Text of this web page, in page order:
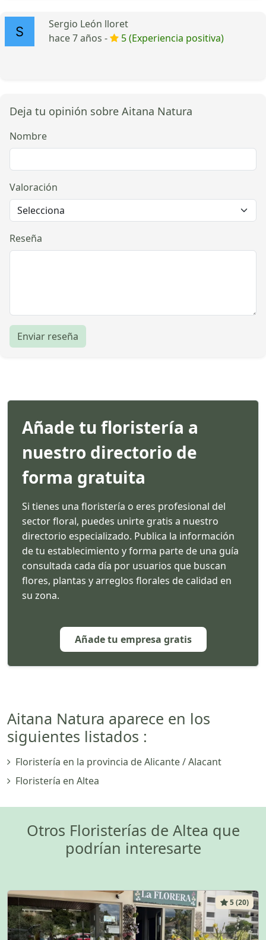
Sergio León lloret
hace 7 años -
5 (Experiencia positiva)
Deja tu opinión sobre Aitana Natura
Nombre
Valoración
Reseña
Enviar reseña
Añade tu floristería a
nuestro directorio de
forma gratuita
Si tienes una floristería o eres profesional del
sector floral, puedes unirte gratis a nuestro
directorio especializado. Publica la información
de tu establecimiento y forma parte de una guía
consultada cada día por usuarios que buscan
flores, plantas y arreglos florales de calidad en
su zona.
Añade tu empresa gratis
Aitana Natura aparece en los
siguientes listados :
Floristería en la provincia de Alicante / Alacant
Floristería en Altea
Otros Floristerías de Altea que
podrían interesarte
5 (20)